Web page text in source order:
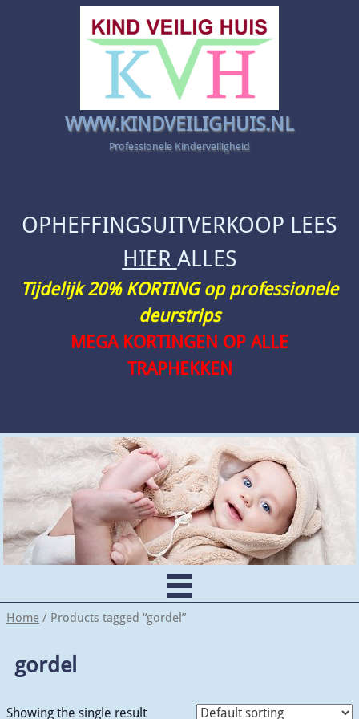
Home / Products tagged “gordel”
gordel
Showing the single result
WWW.KINDVEILIGHUIS.NL
Professionele Kinderveiligheid
OPHEFFINGSUITVERKOOP LEES
HIER ALLES
Tijdelijk 20% KORTING op professionele
deurstrips
MEGA KORTINGEN OP ALLE
TRAPHEKKEN